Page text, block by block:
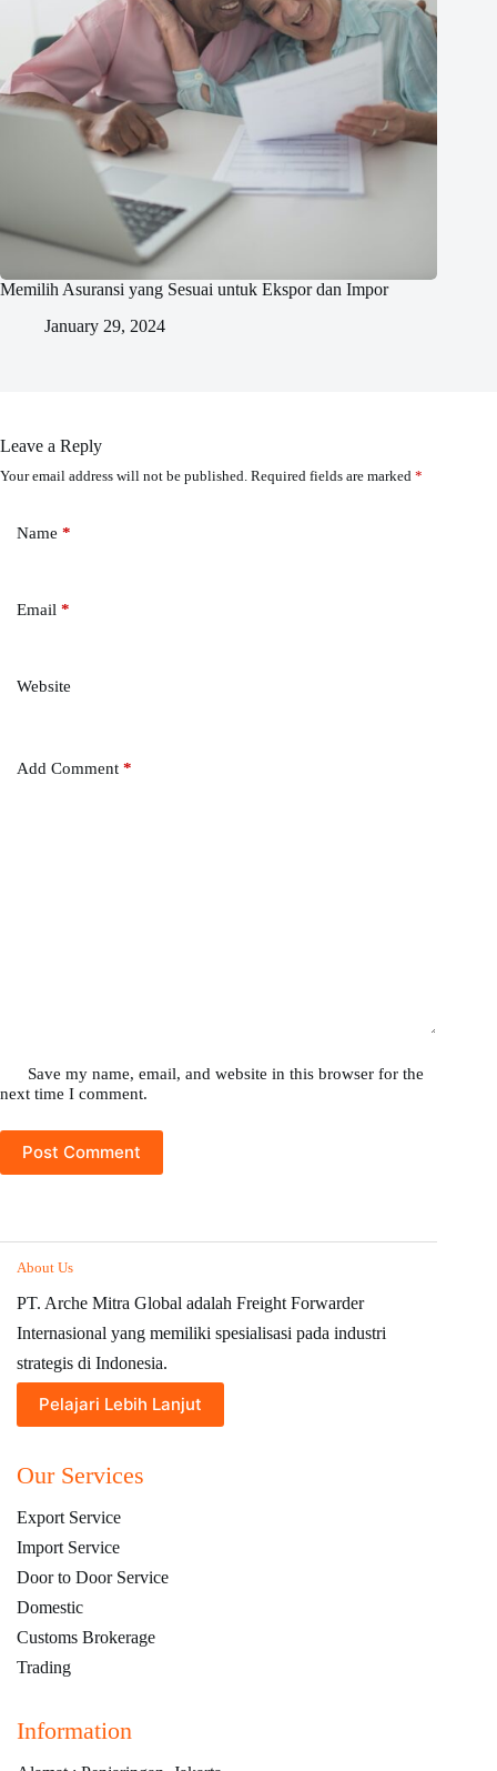
Memilih Asuransi yang Sesuai untuk Ekspor dan Impor
January 29, 2024
Leave a Reply
Your email address will not be published. Required fields are marked *
Name *
Email *
Website
Add Comment *
Save my name, email, and website in this browser for the
next time I comment.
Post Comment
About Us
PT. Arche Mitra Global adalah Freight Forwarder
Internasional yang memiliki spesialisasi pada industri
strategis di Indonesia.
Pelajari Lebih Lanjut
Our Services
Export Service
Import Service
Door to Door Service
Domestic
Customs Brokerage
Trading
Information